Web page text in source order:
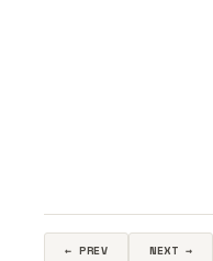
← PREV NEXT →